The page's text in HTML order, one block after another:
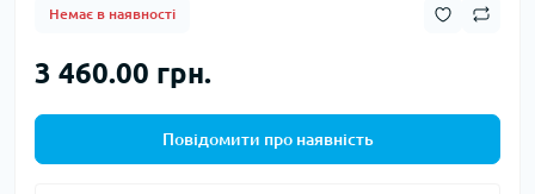
Немає в наявності
3 460.00 грн.
Повідомити про наявність